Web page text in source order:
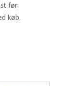
før:
køb,